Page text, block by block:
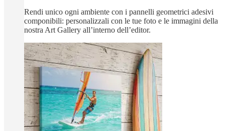
Rendi unico ogni ambiente con i pannelli geometrici adesivi
componibili: personalizzali con le tue foto e le immagini della
nostra Art Gallery all’interno dell’editor.